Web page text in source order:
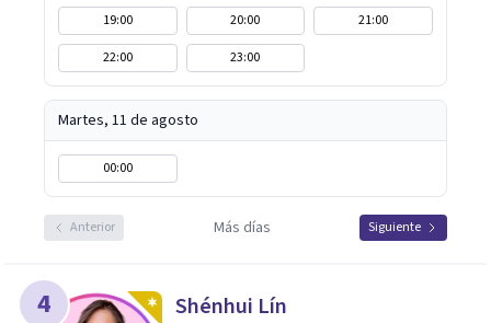
19:00 20:00
21:00
22:00
23:00
Martes, 11 de agosto
00:00
Anterior Más días Siguiente
4 Shénhui Lín